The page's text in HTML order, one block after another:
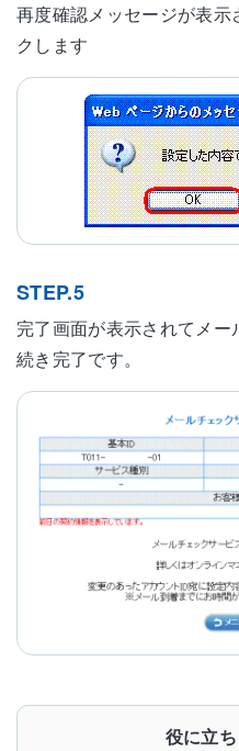
再度確認メッセージが表
クします
STEP.5
完了画面が表示されてメ
続き完了です。
役に立